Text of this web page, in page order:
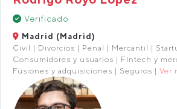
Verificado
Madrid (Madrid)
Civil | Divorcios | Penal | Mercantil |
Consumidores y usuarios | Fintech y
Fusiones y adquisiciones | Seguros | Ver